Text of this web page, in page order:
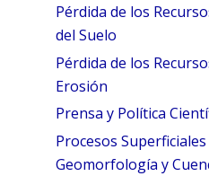
Pérdida de los
del Suelo
Pérdida de los
Erosión
Prensa y Política
Procesos
Geomorfología y